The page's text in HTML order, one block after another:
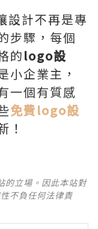
設計不再是專
步驟，每個
的logo設
小企業主，
一個有質感
免費logo設
！
的立場。因此本站對
不負任何法律責